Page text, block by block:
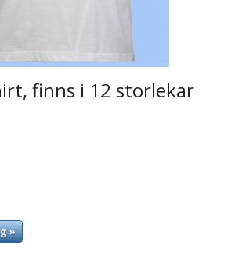
finns i 12 storlekar
»